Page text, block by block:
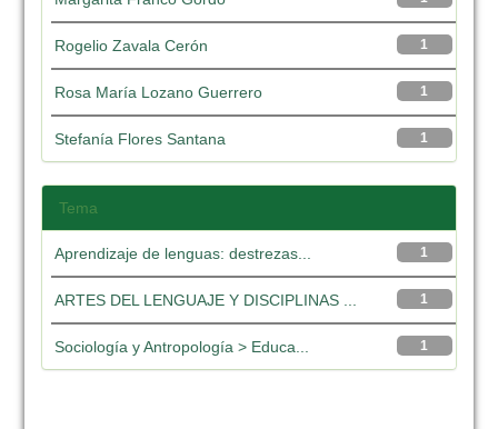
1
Rogelio Zavala Cerón
1
Rosa María Lozano Guerrero
1
Stefanía Flores Santana
Tema
1
Aprendizaje de lenguas: destrezas...
1
ARTES DEL LENGUAJE Y DISCIPLINAS ...
1
Sociología y Antropología > Educa...